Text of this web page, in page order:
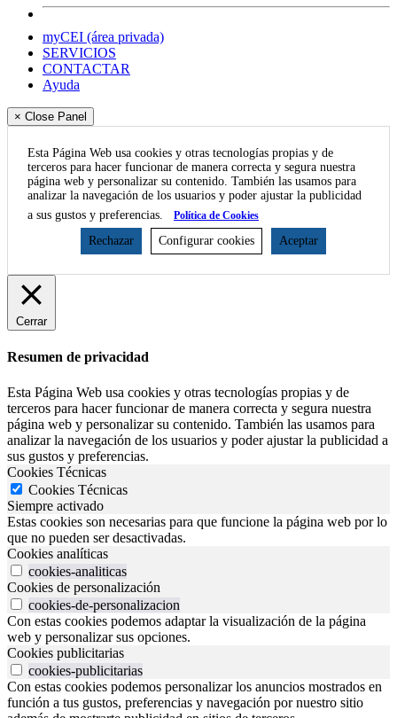
myCEI (área privada)
SERVICIOS
CONTACTAR
Ayuda
× Close Panel
Esta Página Web usa cookies y otras tecnologías propias y de
terceros para hacer funcionar de manera correcta y segura nuestra
página web y personalizar su contenido. También las usamos para
analizar la navegación de los usuarios y poder ajustar la publicidad
a sus gustos y preferencias.
Política de Cookies
Rechazar Configurar cookies Aceptar
Cerrar
Resumen de privacidad
Esta Página Web usa cookies y otras tecnologías propias y de
terceros para hacer funcionar de manera correcta y segura nuestra
página web y personalizar su contenido. También las usamos para
analizar la navegación de los usuarios y poder ajustar la publicidad a
sus gustos y preferencias.
Cookies Técnicas
Cookies Técnicas
Siempre activado
Estas cookies son necesarias para que funcione la página web por lo
que no pueden ser desactivadas.
Cookies analíticas
cookies-analiticas
Cookies de personalización
cookies-de-personalizacion
Con estas cookies podemos adaptar la visualización de la página
web y personalizar sus opciones.
Cookies publicitarias
cookies-publicitarias
Con estas cookies podemos personalizar los anuncios mostrados en
función a tus gustos, preferencias y navegación por nuestro sitio